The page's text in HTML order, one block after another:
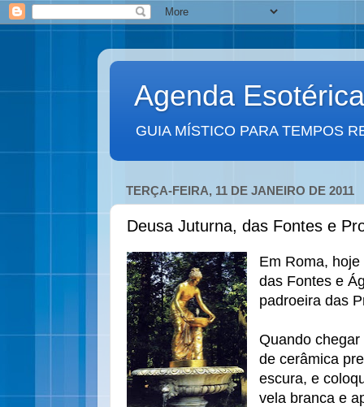
Agenda Esotérica
GUIA MÍSTICO PARA TEMPOS
TERÇA-FEIRA, 11 DE JANEIRO DE 2011
Deusa Juturna, das Fontes e
Em Roma,
das Fontes e
padroeira das
Quando
de cerâmica
escura, e
vela branca e